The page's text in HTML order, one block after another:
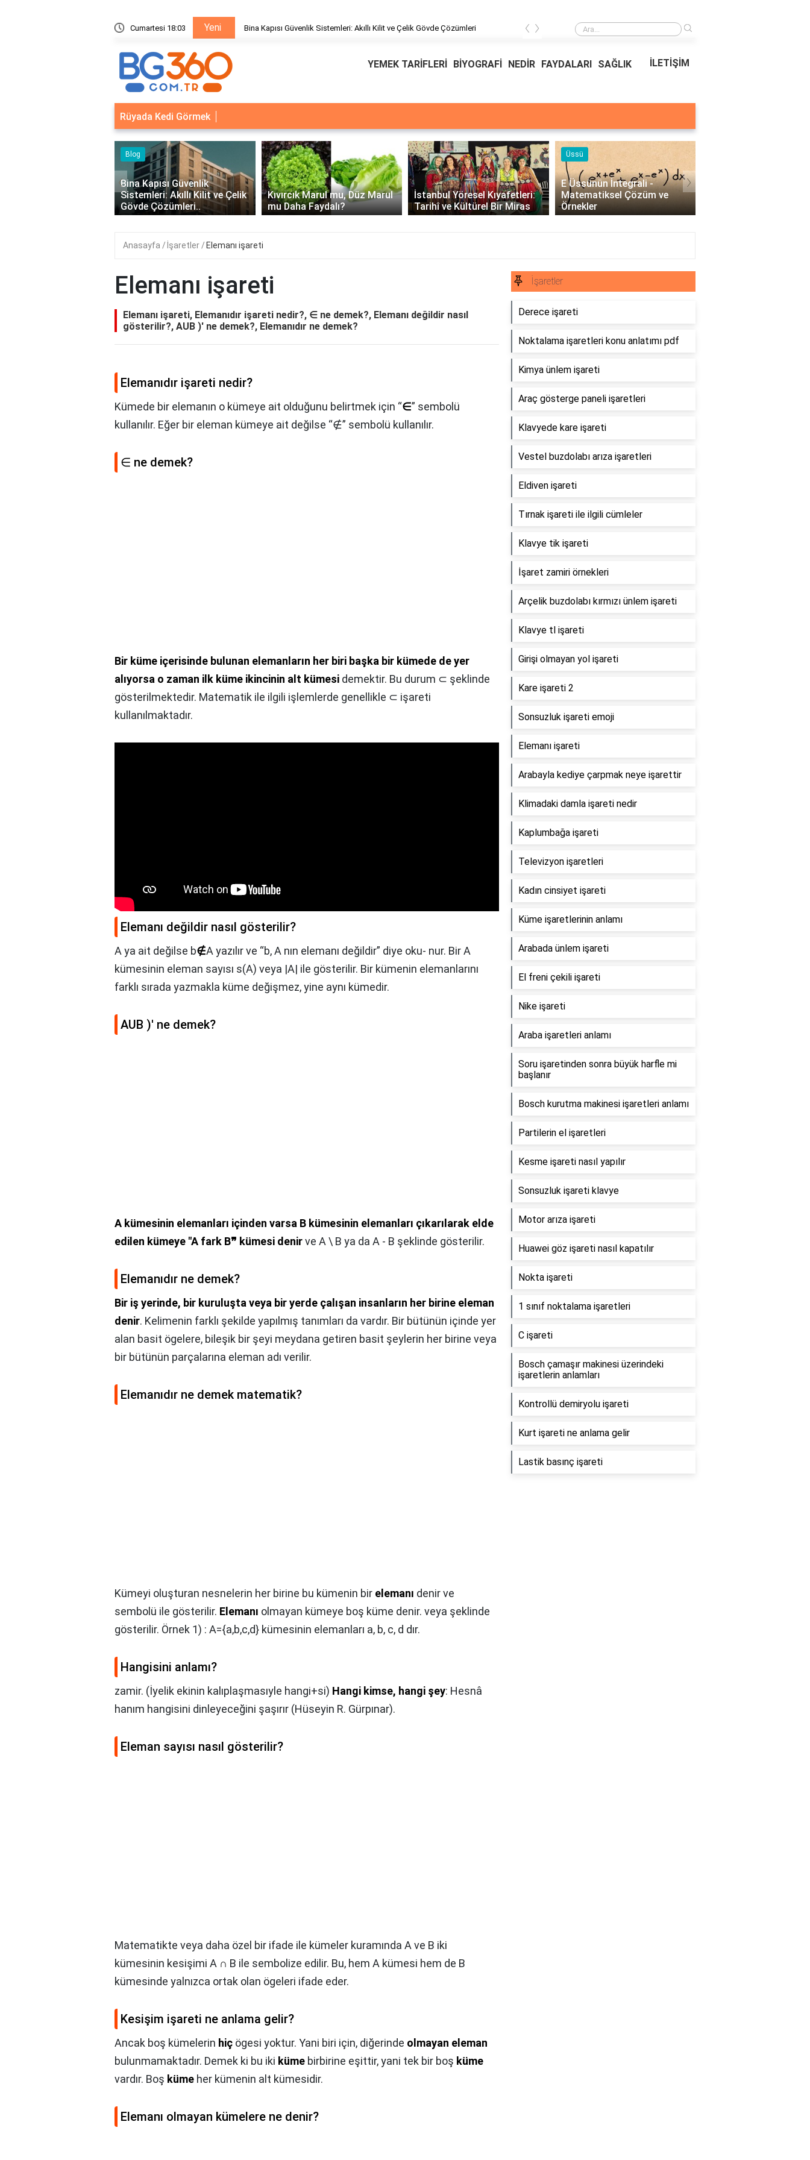
Cumartesi 18:03 Yeni
Sistemleri: Akıllı Kilit ve Çelik Gövde Çözümleri Bina Kapısı Güvenlik Sistemleri: Akıllı Kilit ve Çelik Gövde Çözümleri Ödeal Müşteri Hizmetleri
‹ ›
YEMEK TARİFLERİ BİYOGRAFİ NEDİR FAYDALARI SAĞLIK İLETİŞİM
Rüyada Kedi Görmek
Kıvırcık Marul mu, Düz Marul
mu Daha Faydalı?
İstanbul Yöresel Kıyafetleri:
Tarihî ve Kültürel Bir Miras
Üssü
E Üssünün İntegrali -
Matematiksel Çözüm ve
Örnekler
Örnekleri
Profesyonel Kurumsal Mail
Örnekleri - İşletmeler İçin
Etkili İletişim..
‹ ›
Anasayfa İşaretler Elemanı işareti
Elemanı işareti
Elemanı işareti, Elemanıdır işareti nedir?, ∈ ne demek?, Elemanı değildir nasıl
gösterilir?, AUB )' ne demek?, Elemanıdır ne demek?
Elemanıdır işareti nedir?
Kümede bir elemanın o kümeye ait olduğunu belirtmek için “∈” sembolü
kullanılır. Eğer bir eleman kümeye ait değilse “∉” sembolü kullanılır.
∈ ne demek?
Bir küme içerisinde bulunan elemanların her biri başka bir kümede de yer
alıyorsa o zaman ilk küme ikincinin alt kümesi demektir. Bu durum ⊂ şeklinde
gösterilmektedir. Matematik ile ilgili işlemlerde genellikle ⊂ işareti
kullanılmaktadır.
Elemanı değildir nasıl gösterilir?
A ya ait değilse b∉A yazılır ve “b, A nın elemanı değildir” diye oku- nur. Bir A
kümesinin eleman sayısı s(A) veya |A| ile gösterilir. Bir kümenin elemanlarını
farklı sırada yazmakla küme değişmez, yine aynı kümedir.
AUB )' ne demek?
A kümesinin elemanları içinden varsa B kümesinin elemanları çıkarılarak elde
edilen kümeye "A fark B❞ kümesi denirve A \ B ya da A - B şeklinde gösterilir.
Elemanıdır ne demek?
Bir iş yerinde, bir kuruluşta veya bir yerde çalışan insanların her birine eleman
denir. Kelimenin farklı şekilde yapılmış tanımları da vardır. Bir bütünün içinde yer
alan basit ögelere, bileşik bir şeyi meydana getiren basit şeylerin her birine veya
bir bütünün parçalarına eleman adı verilir.
Elemanıdır ne demek matematik?
Kümeyi oluşturan nesnelerin her birine bu kümenin bir elemanı denir ve
sembolü ile gösterilir. Elemanı olmayan kümeye boş küme denir. veya şeklinde
gösterilir. Örnek 1) : A={a,b,c,d} kümesinin elemanları a, b, c, d dır.
Hangisini anlamı?
zamir. (İyelik ekinin kalıplaşmasıyle hangi+si) Hangi kimse, hangi şey: Hesnâ
hanım hangisini dinleyeceğini şaşırır (Hüseyin R. Gürpınar).
Eleman sayısı nasıl gösterilir?
Matematikte veya daha özel bir ifade ile kümeler kuramında A ve B iki
kümesinin kesişimi A ∩ B ile sembolize edilir. Bu, hem A kümesi hem de B
kümesinde yalnızca ortak olan ögeleri ifade eder.
Kesişim işareti ne anlama gelir?
Ancak boş kümelerin hiç ögesi yoktur. Yani biri için, diğerinde olmayan eleman
bulunmamaktadır. Demek ki bu iki küme birbirine eşittir, yani tek bir boş küme
vardır. Boş küme her kümenin alt kümesidir.
Elemanı olmayan kümelere ne denir?
İşaretler
Derece işareti
Noktalama işaretleri konu anlatımı pdf
Kimya ünlem işareti
Araç gösterge paneli işaretleri
Klavyede kare işareti
Vestel buzdolabı arıza işaretleri
Eldiven işareti
Tırnak işareti ile ilgili cümleler
Klavye tik işareti
İşaret zamiri örnekleri
Arçelik buzdolabı kırmızı ünlem işareti
Klavye tl işareti
Girişi olmayan yol işareti
Kare işareti 2
Sonsuzluk işareti emoji
Elemanı işareti
Arabayla kediye çarpmak neye işarettir
Klimadaki damla işareti nedir
Kaplumbağa işareti
Televizyon işaretleri
Kadın cinsiyet işareti
Küme işaretlerinin anlamı
Arabada ünlem işareti
El freni çekili işareti
Nike işareti
Araba işaretleri anlamı
Soru işaretinden sonra büyük harfle mi
başlanır
Bosch kurutma makinesi işaretleri anlamı
Partilerin el işaretleri
Kesme işareti nasıl yapılır
Sonsuzluk işareti klavye
Motor arıza işareti
Huawei göz işareti nasıl kapatılır
Nokta işareti
1 sınıf noktalama işaretleri
C işareti
Bosch çamaşır makinesi üzerindeki
işaretlerin anlamları
Kontrollü demiryolu işareti
Kurt işareti ne anlama gelir
Lastik basınç işareti